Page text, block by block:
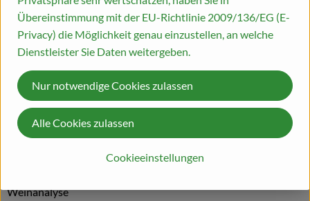
Rebsorte Tempranillo
Jahrgang 2021
Temperatur 18°
Lagerzeit jetzt + 3-4 Jahre
Weinart Rotwein
Land Spanien
Qualität Qualitätswein
Geschmack trocken
Weinanalyse
Übereinstimmung mit der EU-Richtlinie 2009/136/EG (E-
Privacy) die Möglichkeit genau einzustellen, an welche
Dienstleister Sie Daten weitergeben.
Cookieeinstellungen
Nur notwendige Cookies zulassen
Alle Cookies zulassen